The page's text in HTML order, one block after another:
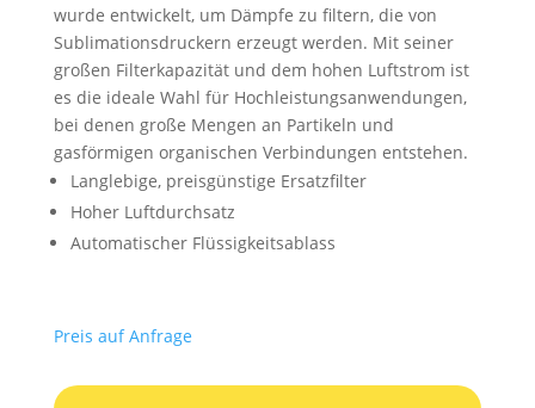
wurde entwickelt, um Dämpfe zu filtern, die von
Sublimationsdruckern erzeugt werden. Mit seiner
großen Filterkapazität und dem hohen Luftstrom ist
es die ideale Wahl für Hochleistungsanwendungen,
bei denen große Mengen an Partikeln und
gasförmigen organischen Verbindungen entstehen.
Langlebige, preisgünstige Ersatzfilter
Hoher Luftdurchsatz
Automatischer Flüssigkeitsablass
Preis auf Anfrage